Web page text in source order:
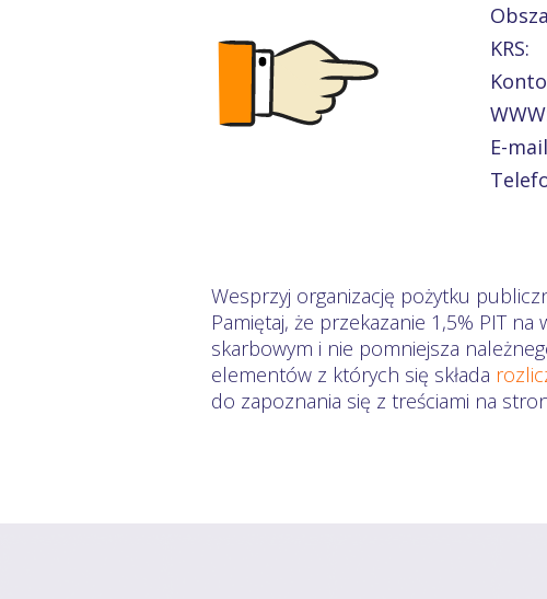
KRS:
E-
Wesprzyj organizację pożytku
Pamiętaj, że przekazanie 1,5% PIT
skarbowym i nie pomniejsza
elementów z których się składa
do zapoznania się z treściami na